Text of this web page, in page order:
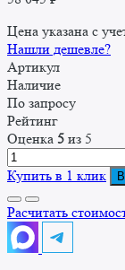
Цена указана с
Нашли дешевле?
Артикул
Наличие
По запросу
Рейтинг
Оценка 5 из 5
Количество
товара
для
дефростации
туш
Купить в 1 клик
Расчитать